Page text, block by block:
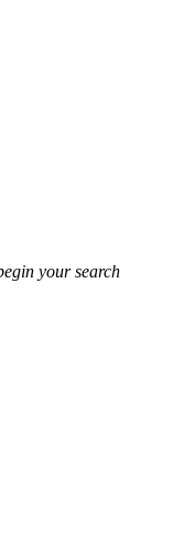
your search